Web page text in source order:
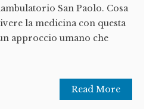
San Paolo. Cosa
la medicina con questa
approccio umano che
Read More